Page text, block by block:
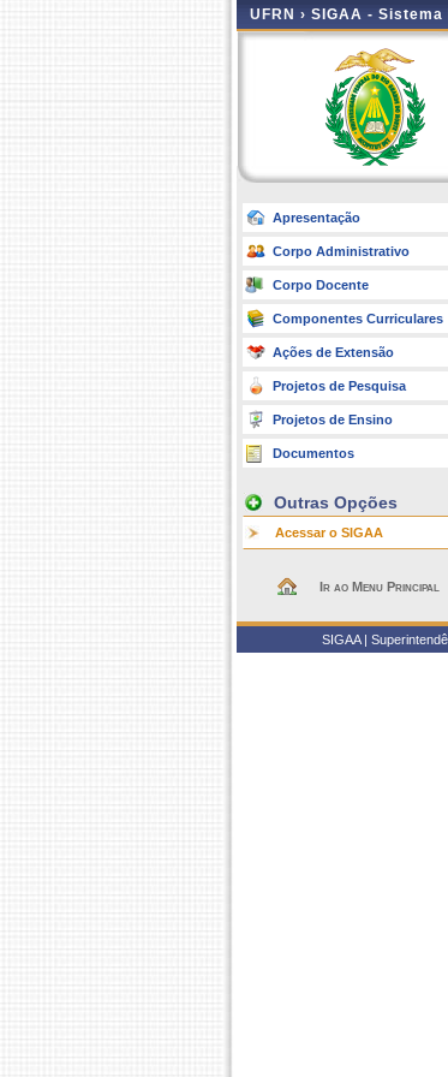
UFRN › SIGAA -
Apresentação
Corpo Administrativo
Corpo Docente
Componentes Curriculares
Ações de Extensão
Projetos de Pesquisa
Projetos de Ensino
Documentos
Outras Opções
Acessar o SIGAA
Ir ao Menu Principal
SIGAA |